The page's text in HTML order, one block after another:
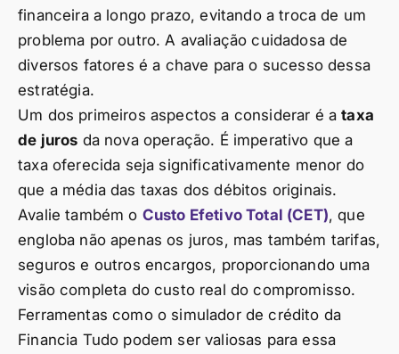
financeira a longo prazo, evitando a troca de um
problema por outro. A avaliação cuidadosa de
diversos fatores é a chave para o sucesso dessa
estratégia.
Um dos primeiros aspectos a considerar é ataxa
de juros da nova operação. É imperativo que a
taxa oferecida seja significativamente menor do
que a média das taxas dos débitos originais.
Avalie também o Custo Efetivo Total (CET), que
engloba não apenas os juros, mas também tarifas,
seguros e outros encargos, proporcionando uma
visão completa do custo real do compromisso.
Ferramentas como o simulador de crédito da
Financia Tudo podem ser valiosas para essa